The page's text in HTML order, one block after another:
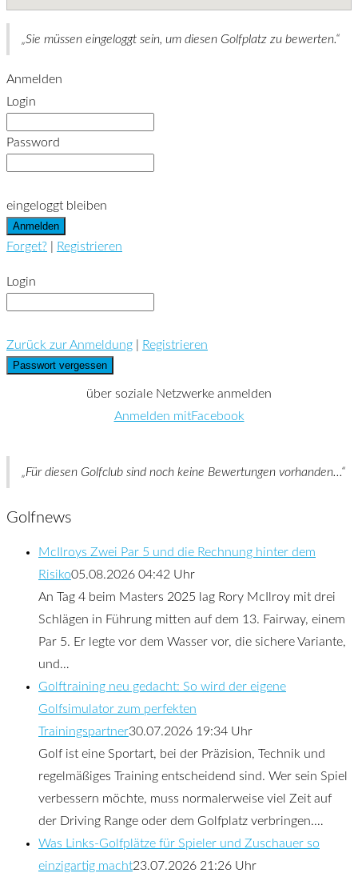
Sie müssen eingeloggt sein, um diesen Golfplatz zu bewerten.
Anmelden
Login
Password
eingeloggt bleiben
Forget? Registrieren
Login
Zurück zur Anmeldung Registrieren
über soziale Netzwerke anmelden
Anmelden mitFacebook
Für diesen Golfclub sind noch keine Bewertungen vorhanden...
Golfnews
McIlroys Zwei Par 5 und die Rechnung hinter dem
Risiko05.08.2026 04:42 Uhr
An Tag 4 beim Masters 2025 lag Rory McIlroy mit drei
Schlägen in Führung mitten auf dem 13. Fairway, einem
Par 5. Er legte vor dem Wasser vor, die sichere Variante,
und…
Golftraining neu gedacht: So wird der eigene
Golfsimulator zum perfekten
Trainingspartner30.07.2026 19:34 Uhr
Golf ist eine Sportart, bei der Präzision, Technik und
regelmäßiges Training entscheidend sind. Wer sein Spiel
verbessern möchte, muss normalerweise viel Zeit auf
der Driving Range oder dem Golfplatz verbringen.…
Was Links-Golfplätze für Spieler und Zuschauer so
einzigartig macht23.07.2026 21:26 Uhr